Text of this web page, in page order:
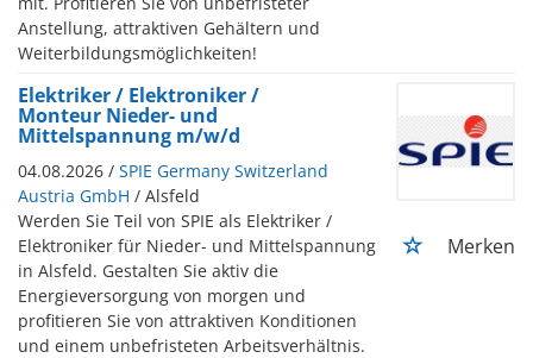
Anstellung, attraktiven Gehältern und
Weiterbildungsmöglichkeiten!
Elektriker / Elektroniker /
Monteur Nieder- und
Mittelspannung m/w/d
04.08.2026 / SPIE Germany Switzerland
Austria GmbH / Alsfeld
Werden Sie Teil von SPIE als Elektriker /
Elektroniker für Nieder- und Mittelspannung
in Alsfeld. Gestalten Sie aktiv die
Energieversorgung von morgen und
profitieren Sie von attraktiven Konditionen
und einem unbefristeten Arbeitsverhältnis.
Merken